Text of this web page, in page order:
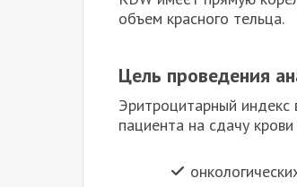
объем красного тельца.
Цель проведения
Эритроцитарный
пациента на сдачу